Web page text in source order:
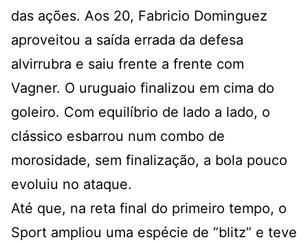
das ações. Aos 20, Fabricio Dominguez
aproveitou a saída errada da defesa
alvirrubra e saiu frente a frente com
Vagner. O uruguaio finalizou em cima do
goleiro. Com equilíbrio de lado a lado, o
clássico esbarrou num combo de
morosidade, sem finalização, a bola pouco
evoluiu no ataque.
Até que, na reta final do primeiro tempo, o
Sport ampliou uma espécie de “blitz” e teve